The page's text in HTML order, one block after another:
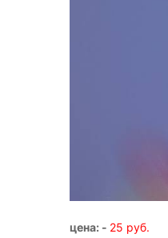
цена: - 25 руб.